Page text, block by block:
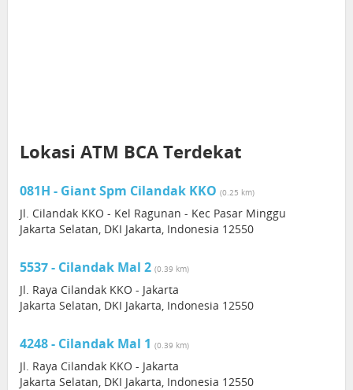
Lokasi ATM BCA Terdekat
081H - Giant Spm Cilandak KKO (0.25 km)
Jl. Cilandak KKO - Kel Ragunan - Kec Pasar Minggu
Jakarta Selatan, DKI Jakarta, Indonesia 12550
5537 - Cilandak Mal 2 (0.39 km)
Jl. Raya Cilandak KKO - Jakarta
Jakarta Selatan, DKI Jakarta, Indonesia 12550
4248 - Cilandak Mal 1 (0.39 km)
Jl. Raya Cilandak KKO - Jakarta
Jakarta Selatan, DKI Jakarta, Indonesia 12550